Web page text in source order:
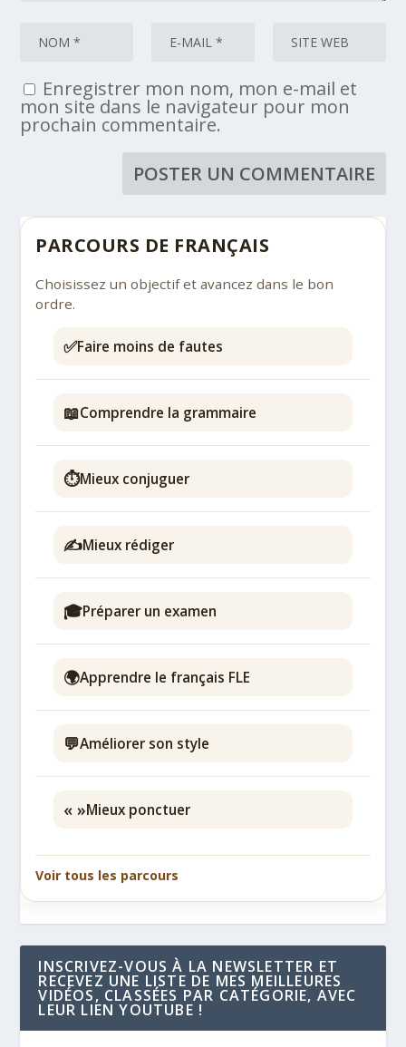
Enregistrer mon nom, mon e-mail et
mon site dans le navigateur pour mon
prochain commentaire.
PARCOURS DE FRANÇAIS
Choisissez un objectif et avancez dans le bon
ordre.
✅Faire moins de fautes
📖Comprendre la grammaire
⏱️Mieux conjuguer
✍️Mieux rédiger
🎓Préparer un examen
🌍Apprendre le français FLE
💬Améliorer son style
« »Mieux ponctuer
Voir tous les parcours
INSCRIVEZ-VOUS À LA NEWSLETTER ET
RECEVEZ UNE LISTE DE MES MEILLEURES
VIDÉOS, CLASSÉES PAR CATÉGORIE, AVEC
LEUR LIEN YOUTUBE !